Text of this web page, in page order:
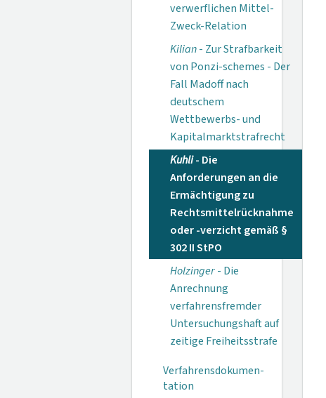
verwerflichen Mittel-
Zweck-Relation
Kilian- Zur Strafbarkeit
von Ponzi-schemes - Der
Fall Madoff nach
deutschem
Wettbewerbs- und
Kapitalmarktstrafrecht
Kuhli- Die
Anforderungen an die
Ermächtigung zu
Rechtsmittelrücknahme
oder -verzicht gemäß §
302 II StPO
Holzinger- Die
Anrechnung
verfahrensfremder
Untersuchungshaft auf
zeitige Freiheitsstrafe
Verfahrensdokumen­
tation